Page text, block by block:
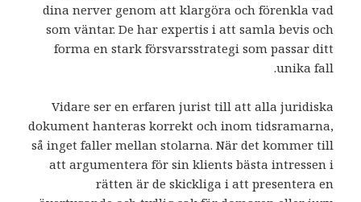
dina nerver genom att klargöra och förenkla vad
som väntar. De har expertis i att samla bevis och
forma en stark försvarsstrategi som passar ditt
unika fall.
Vidare ser en erfaren jurist till att alla juridiska
dokument hanteras korrekt och inom tidsramarna,
så inget faller mellan stolarna. När det kommer till
att argumentera för sin klients bästa intressen i
rätten är de skickliga i att presentera en